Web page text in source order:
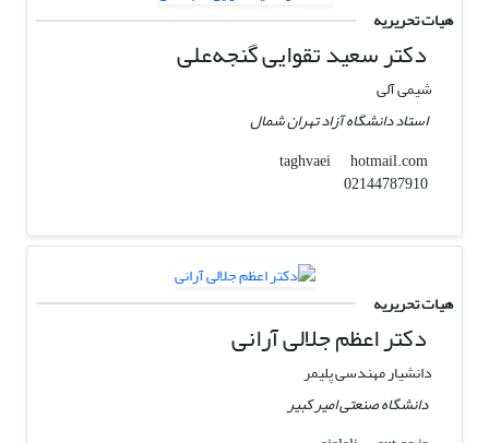
هیات تحریریه
دکتر سعید تقوایی گنجه‌علی
شیمی آلی
استاد دانشگاه آزاد تهران شمال
taghvaei
hotmail.com
02144787910
هیات تحریریه
دکتر اعظم جلالی آرانی
دانشیار مهندسی پلیمر
دانشگاه صنعتی امیر کبیر